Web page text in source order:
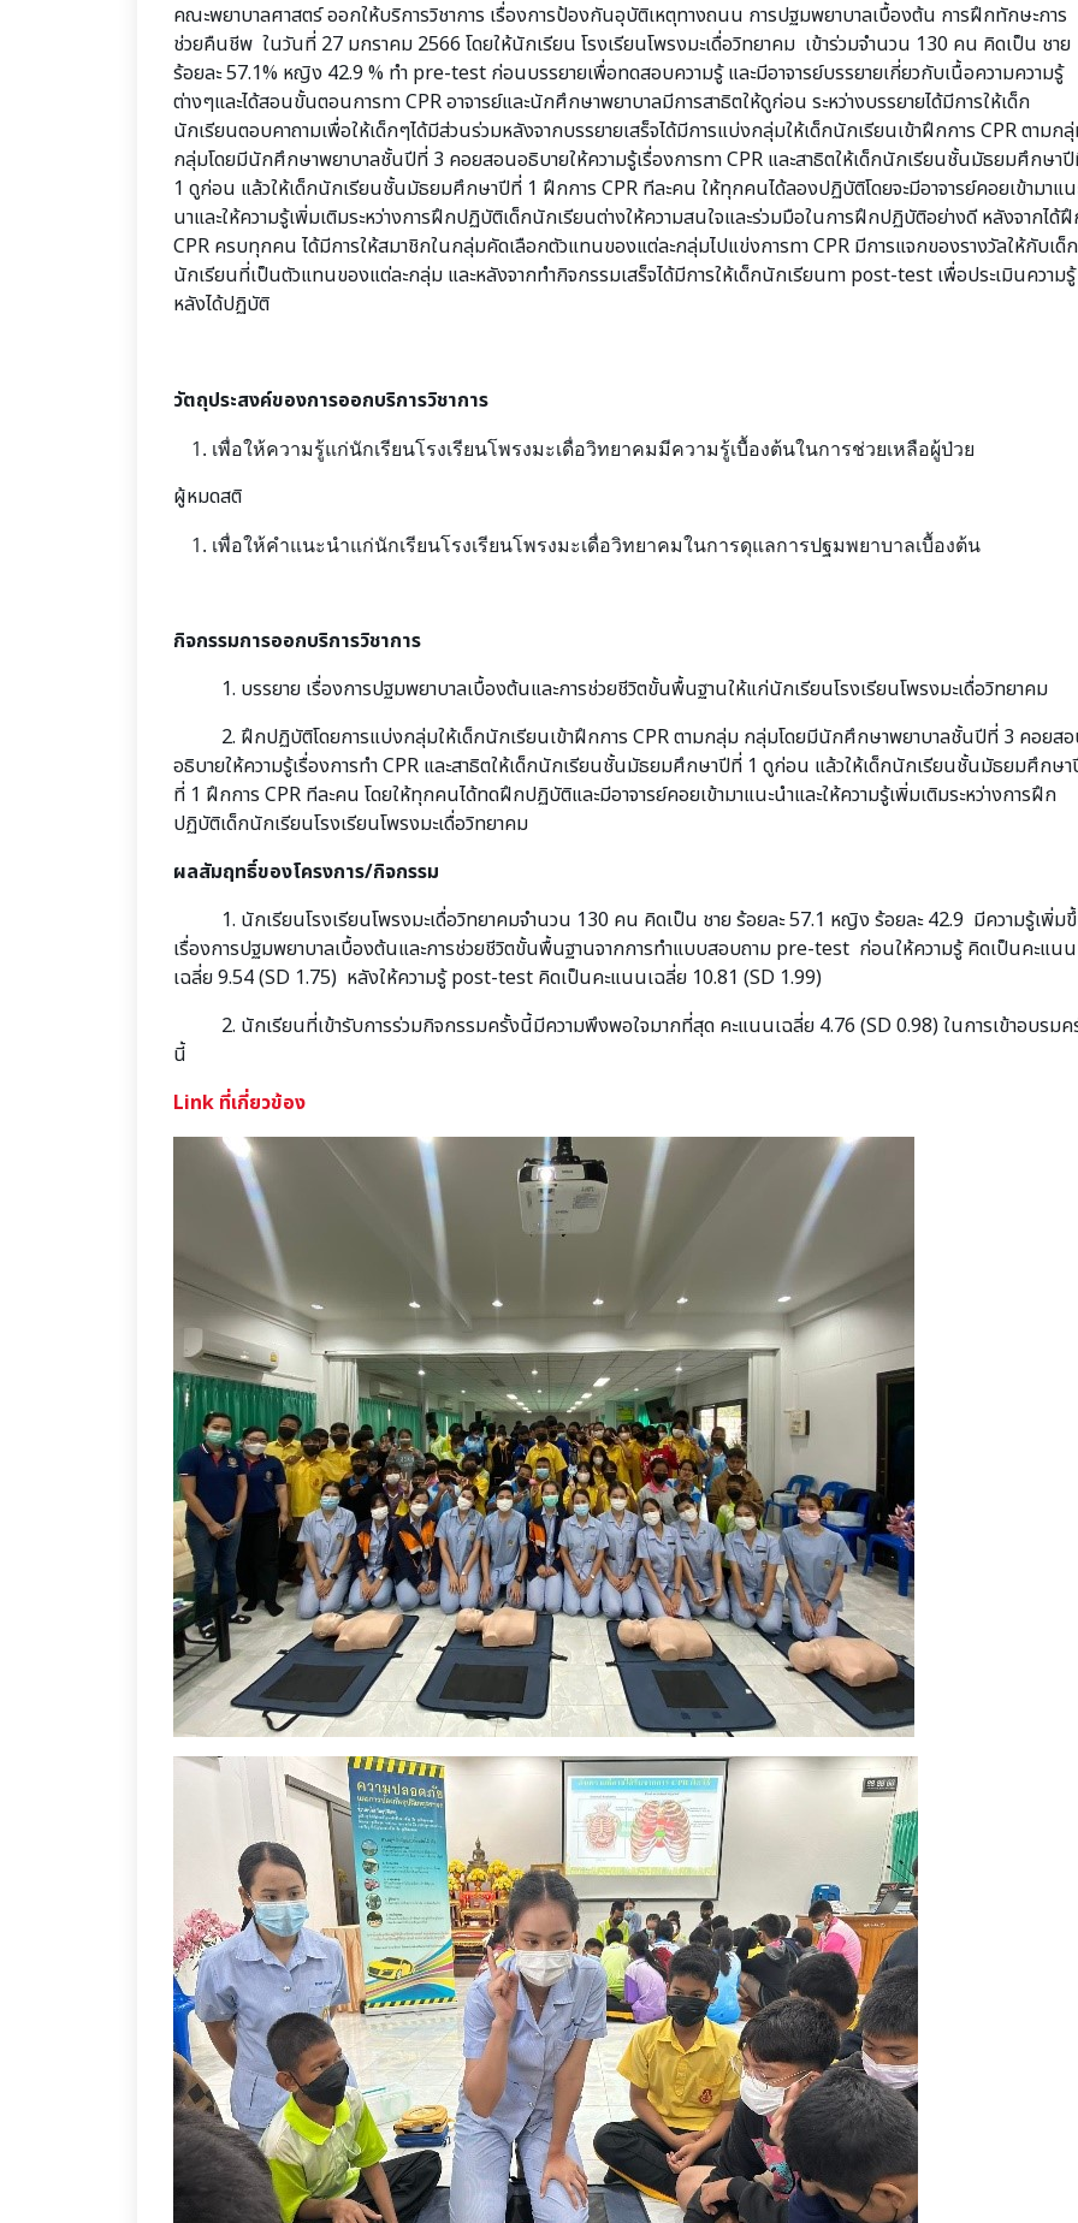
คณะพยาบาลศาสตร์ ออกให้บริการวิชาการ เรื่องการป้องกันอุบัติเหตุทางถนน การปฐมพยาบาลเบื้องต้น การฝึกทักษะการ
ช่วยคืนชีพ ในวันที่ 27 มกราคม 2566 โดยให้นักเรียน โรงเรียนโพรงมะเดื่อวิทยาคม เข้าร่วมจำนวน 130 คน คิดเป็น ชาย
ร้อยละ 57.1% หญิง 42.9 % ทำ pre-test ก่อนบรรยายเพื่อทดสอบความรู้ และมีอาจารย์บรรยายเกี่ยวกับเนื้อความความรู้
ต่างๆและได้สอนขั้นตอนการทา CPR อาจารย์และนักศึกษาพยาบาลมีการสาธิตให้ดูก่อน ระหว่างบรรยายได้มีการให้เด็ก
นักเรียนตอบคาถามเพื่อให้เด็กๆได้มีส่วนร่วมหลังจากบรรยายเสร็จได้มีการแบ่งกลุ่มให้เด็กนักเรียนเข้าฝึกการ CPR ตามก
กลุ่มโดยมีนักศึกษาพยาบาลชั้นปีที่ 3 คอยสอนอธิบายให้ความรู้เรื่องการทา CPR และสาธิตให้เด็กนักเรียนชั้นมัธยมศึกษา
1 ดูก่อน แล้วให้เด็กนักเรียนชั้นมัธยมศึกษาปีที่ 1 ฝึกการ CPR ทีละคน ให้ทุกคนได้ลองปฏิบัติโดยจะมีอาจารย์คอยเข้ามาแน
นาและให้ความรู้เพิ่มเติมระหว่างการฝึกปฏิบัติเด็กนักเรียนต่างให้ความสนใจและร่วมมือในการฝึกปฏิบัติอย่างดี หลังจากได้
CPR ครบทุกคน ได้มีการให้สมาชิกในกลุ่มคัดเลือกตัวแทนของแต่ละกลุ่มไปแข่งการทา CPR มีการแจกของรางวัลให้กับเด็ก
นักเรียนที่เป็นตัวแทนของแต่ละกลุ่ม และหลังจากทำกิจกรรมเสร็จได้มีการให้เด็กนักเรียนทา post-test เพื่อประเมินความรู้
หลังได้ปฏิบัติ
วัตถุประสงค์ของการออกบริการวิชาการ
เพื่อให้ความรู้แก่นักเรียนโรงเรียนโพรงมะเดื่อวิทยาคมมีความรู้เบื้องต้นในการช่วยเหลือผู้ป่วย
ผู้หมดสติ
เพื่อให้คำแนะนำแก่นักเรียนโรงเรียนโพรงมะเดื่อวิทยาคมในการดุแลการปฐมพยาบาลเบื้องต้น
กิจกรรมการออกบริการวิชาการ
1. บรรยาย เรื่องการปฐมพยาบาลเบื้องต้นและการช่วยชีวิตขั้นพื้นฐานให้แก่นักเรียนโรงเรียนโพรงมะเดื่อวิทยาคม
2. ฝึกปฏิบัติโดยการแบ่งกลุ่มให้เด็กนักเรียนเข้าฝึกการ CPR ตามกลุ่ม กลุ่มโดยมีนักศึกษาพยาบาลชั้นปีที่ 3 คอยส
อธิบายให้ความรู้เรื่องการทำ CPR และสาธิตให้เด็กนักเรียนชั้นมัธยมศึกษาปีที่ 1 ดูก่อน แล้วให้เด็กนักเรียนชั้นมัธยมศึกษ
ที่ 1 ฝึกการ CPR ทีละคน โดยให้ทุกคนได้ทดฝึกปฏิบัติและมีอาจารย์คอยเข้ามาแนะนำและให้ความรู้เพิ่มเติมระหว่างการฝึก
ปฏิบัติเด็กนักเรียนโรงเรียนโพรงมะเดื่อวิทยาคม
ผลสัมฤทธิ์ของโครงการ/กิจกรรม
1. นักเรียนโรงเรียนโพรงมะเดื่อวิทยาคมจำนวน 130 คน คิดเป็น ชาย ร้อยละ 57.1 หญิง ร้อยละ 42.9 มีความรู้เพิ่ม
เรื่องการปฐมพยาบาลเบื้องต้นและการช่วยชีวิตขั้นพื้นฐานจากการทำแบบสอบถาม pre-test ก่อนให้ความรู้ คิดเป็นคะแนน
เฉลี่ย 9.54 (SD 1.75) หลังให้ความรู้ post-test คิดเป็นคะแนนเฉลี่ย 10.81 (SD 1.99)
2. นักเรียนที่เข้ารับการร่วมกิจกรรมครั้งนี้มีความพึงพอใจมากที่สุด คะแนนเฉลี่ย 4.76 (SD 0.98) ในการเข้าอบรมค
นี้
Link ที่เกี่ยวข้อง